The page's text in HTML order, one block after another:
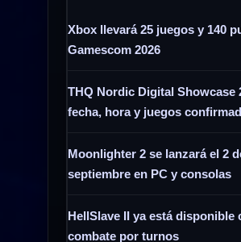
y
Xbox llevará 25 juegos y 140
Gamescom 2026
THQ Nordic Digital Showcase
fecha, hora y juegos
Moonlighter 2 se lanzará el 2
septiembre en PC y consolas
HellSlave II ya está disponible
combate por turnos